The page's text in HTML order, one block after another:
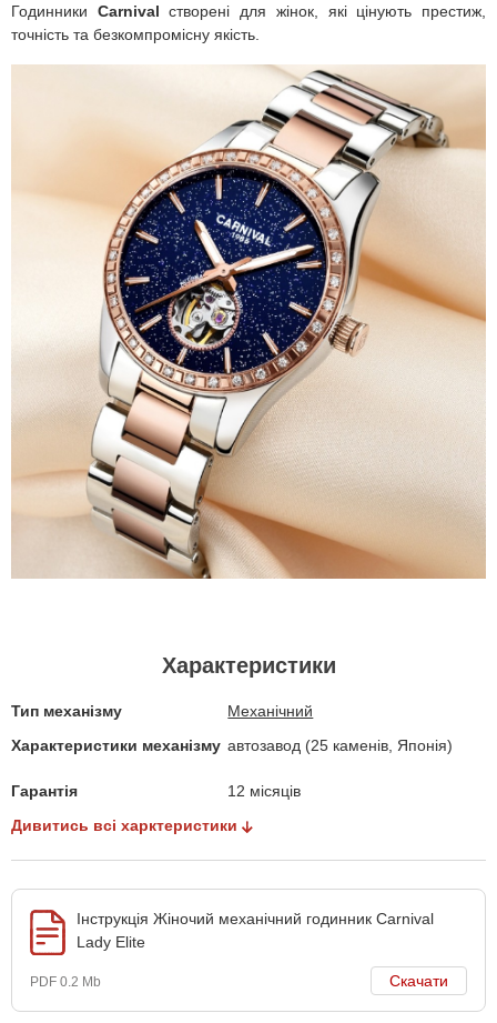
Годинники Carnivalстворені для жінок, які цінують престиж,
точність та безкомпромісну якість.
Характеристики
Тип механізму
Механічний
Характеристики механізму автозавод (25 каменів, Японія)
Гарантія
12 місяців
Дивитись всі харктеристики
Інструкція Жіночий механічний годинник Carnival
Lady Elite
PDF 0.2 Mb Скачати